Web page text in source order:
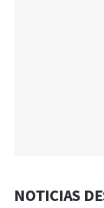
NOTICIAS